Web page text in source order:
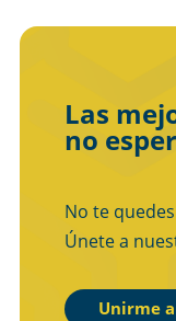
Las
no
No te
Únete a
Unirme